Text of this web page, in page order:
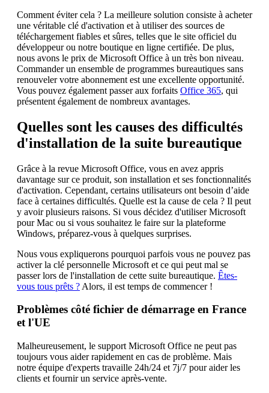
Comment éviter cela ? La meilleure solution consiste à acheter
une véritable clé d'activation et à utiliser des sources de
téléchargement fiables et sûres, telles que le site officiel du
développeur ou notre boutique en ligne certifiée. De plus,
nous avons le prix de Microsoft Office à un très bon niveau.
Commander un ensemble de programmes bureautiques sans
renouveler votre abonnement est une excellente opportunité.
Vous pouvez également passer aux forfaits Office 365, qui
présentent également de nombreux avantages.
Quelles sont les causes des difficultés
d'installation de la suite bureautique
Grâce à la revue Microsoft Office, vous en avez appris
davantage sur ce produit, son installation et ses fonctionnalités
d'activation. Cependant, certains utilisateurs ont besoin d’aide
face à certaines difficultés. Quelle est la cause de cela ? Il peut
y avoir plusieurs raisons. Si vous décidez d'utiliser Microsoft
pour Mac ou si vous souhaitez le faire sur la plateforme
Windows, préparez-vous à quelques surprises.
Nous vous expliquerons pourquoi parfois vous ne pouvez pas
activer la clé personnelle Microsoft et ce qui peut mal se
passer lors de l'installation de cette suite bureautique. Êtes-
vous tous prêts ? Alors, il est temps de commencer !
Problèmes côté fichier de démarrage en France
et l'UE
Malheureusement, le support Microsoft Office ne peut pas
toujours vous aider rapidement en cas de problème. Mais
notre équipe d'experts travaille 24h/24 et 7j/7 pour aider les
clients et fournir un service après-vente.